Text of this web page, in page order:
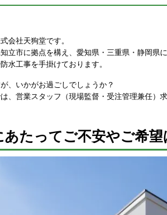
会社天狗堂です。
立市に拠点を構え、愛知県・三重県・静岡県
水工事を手掛けております。
、いかがお過ごしでしょうか？
、営業スタッフ（現場監督・受注管理兼任）
あたってご不安やご希